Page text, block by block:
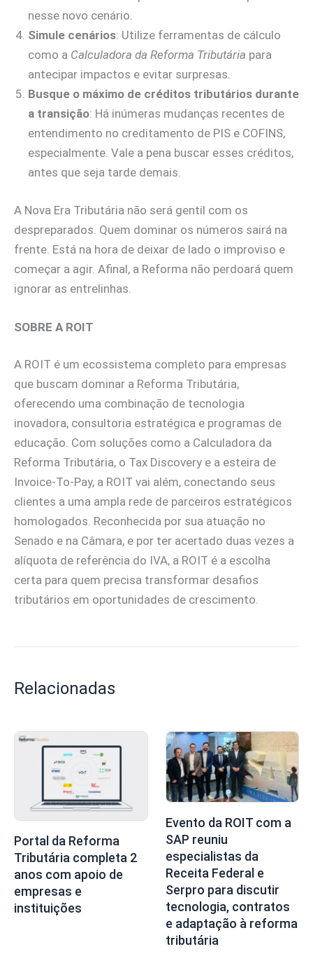
nesse novo cenário.
Simule cenários: Utilize ferramentas de cálculo
como a Calculadora da Reforma Tributária para
antecipar impactos e evitar surpresas.
Busque o máximo de créditos tributários durante
a transição: Há inúmeras mudanças recentes de
entendimento no creditamento de PIS e COFINS,
especialmente. Vale a pena buscar esses créditos,
antes que seja tarde demais.
A Nova Era Tributária não será gentil com os
despreparados. Quem dominar os números sairá na
frente. Está na hora de deixar de lado o improviso e
começar a agir. Afinal, a Reforma não perdoará quem
ignorar as entrelinhas.
SOBRE A ROIT
A ROIT é um ecossistema completo para empresas
que buscam dominar a Reforma Tributária,
oferecendo uma combinação de tecnologia
inovadora, consultoria estratégica e programas de
educação. Com soluções como a Calculadora da
Reforma Tributária, o Tax Discovery e a esteira de
Invoice-To-Pay, a ROIT vai além, conectando seus
clientes a uma ampla rede de parceiros estratégicos
homologados. Reconhecida por sua atuação no
Senado e na Câmara, e por ter acertado duas vezes a
alíquota de referência do IVA, a ROIT é a escolha
certa para quem precisa transformar desafios
tributários em oportunidades de crescimento.
Relacionadas
Portal da Reforma
Tributária completa 2
anos com apoio de
empresas e
instituições
Evento da ROIT com a
SAP reuniu
especialistas da
Receita Federal e
Serpro para discutir
tecnologia, contratos
e adaptação à reforma
tributária